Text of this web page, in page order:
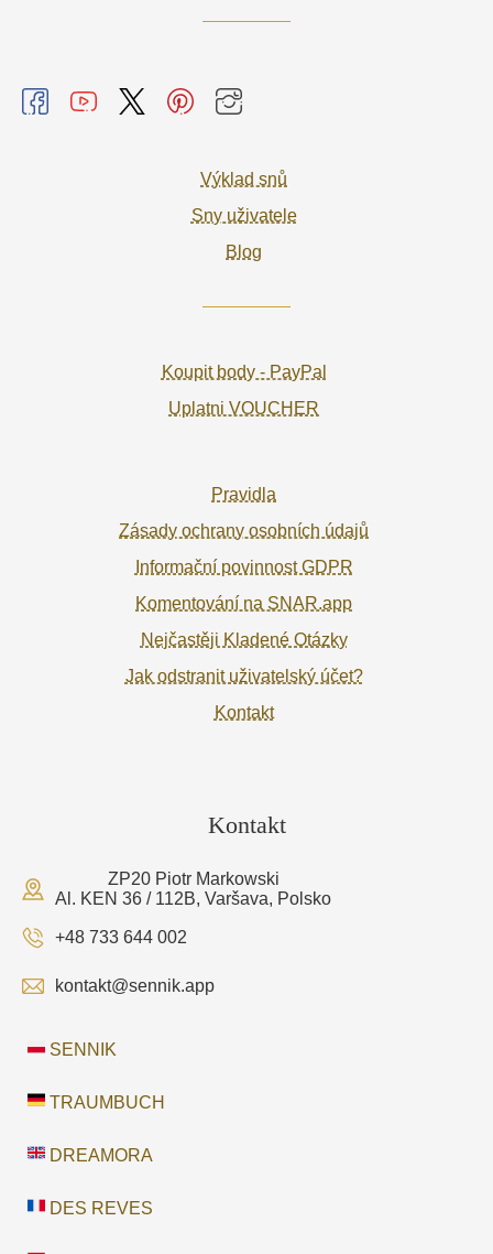
Výklad snů
Sny uživatele
Blog
Koupit body - PayPal
Uplatni VOUCHER
Pravidla
Zásady ochrany osobních údajů
Informační povinnost GDPR
Komentování na SNAR.app
Nejčastěji Kladené Otázky
Jak odstranit uživatelský účet?
Kontakt
Kontakt
ZP20 Piotr Markowski
Al. KEN 36 / 112B, Varšava, Polsko
+48 733 644 002
kontakt@sennik.app
SENNIK
TRAUMBUCH
DREAMORA
DES REVES